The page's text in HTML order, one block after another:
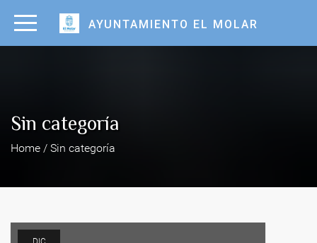
AYUNTAMIENTO EL MOLAR
Sin categoría
Home / Sin categoría